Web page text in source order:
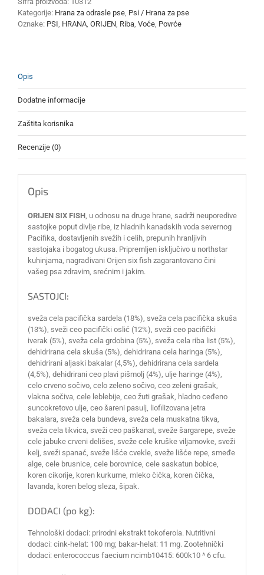
Kategorije: Hrana za odrasle pse Psi / Hrana za pse
Oznake: PSI HRANA ORIJEN Riba Voće Povrće
Opis
Dodatne informacije
Zaštita korisnika
Recenzije (0)
Opis
ORIJEN SIX FISH, u odnosu na druge hrane, sadrži neuporedive
sastojke poput divlje ribe, iz hladnih kanadskih voda severnog
Pacifika, dostavljenih svežih i celih, prepunih hranljivih
sastojaka i bogatog ukusa. Pripremljen isključivo u northstar
kuhinjama, nagrađivani Orijen six fish zagarantovano čini
vašeg psa zdravim, srećnim i jakim.
SASTOJCI:
sveža cela pacifička sardela (18%), sveža cela pacifička skuša
(13%), sveži ceo pacifički oslić (12%), sveži ceo pacifički
iverak (5%), sveža cela grdobina (5%), sveža cela riba list (5%),
dehidrirana cela skuša (5%), dehidrirana cela haringa (5%),
dehidrirani aljaski bakalar (4,5%), dehidrirana cela sardela
(4,5%), dehidrirani ceo plavi pišmolj (4%), ulje haringe (4%),
celo crveno sočivo, celo zeleno sočivo, ceo zeleni grašak,
vlakna sočiva, cele leblebije, ceo žuti grašak, hladno ceđeno
suncokretovo ulje, ceo šareni pasulj, liofilizovana jetra
bakalara, sveža cela bundeva, sveža cela muskatna tikva,
sveža cela tikvica, sveži ceo paškanat, sveže šargarepe, sveže
cele jabuke crveni delišes, sveže cele kruške viljamovke, sveži
kelj, sveži spanać, sveže lišće cvekle, sveže lišće repe, smeđe
alge, cele brusnice, cele borovnice, cele saskatun bobice,
koren cikorije, koren kurkume, mleko čička, koren čička,
lavanda, koren belog sleza, šipak.
DODACI (po kg):
Tehnološki dodaci: prirodni ekstrakt tokoferola. Nutritivni
dodaci: cink-helat: 100 mg; bakar-helat: 11 mg. Zootehnički
dodaci: enterococcus faecium ncimb10415: 600k10 ^ 6 cfu.